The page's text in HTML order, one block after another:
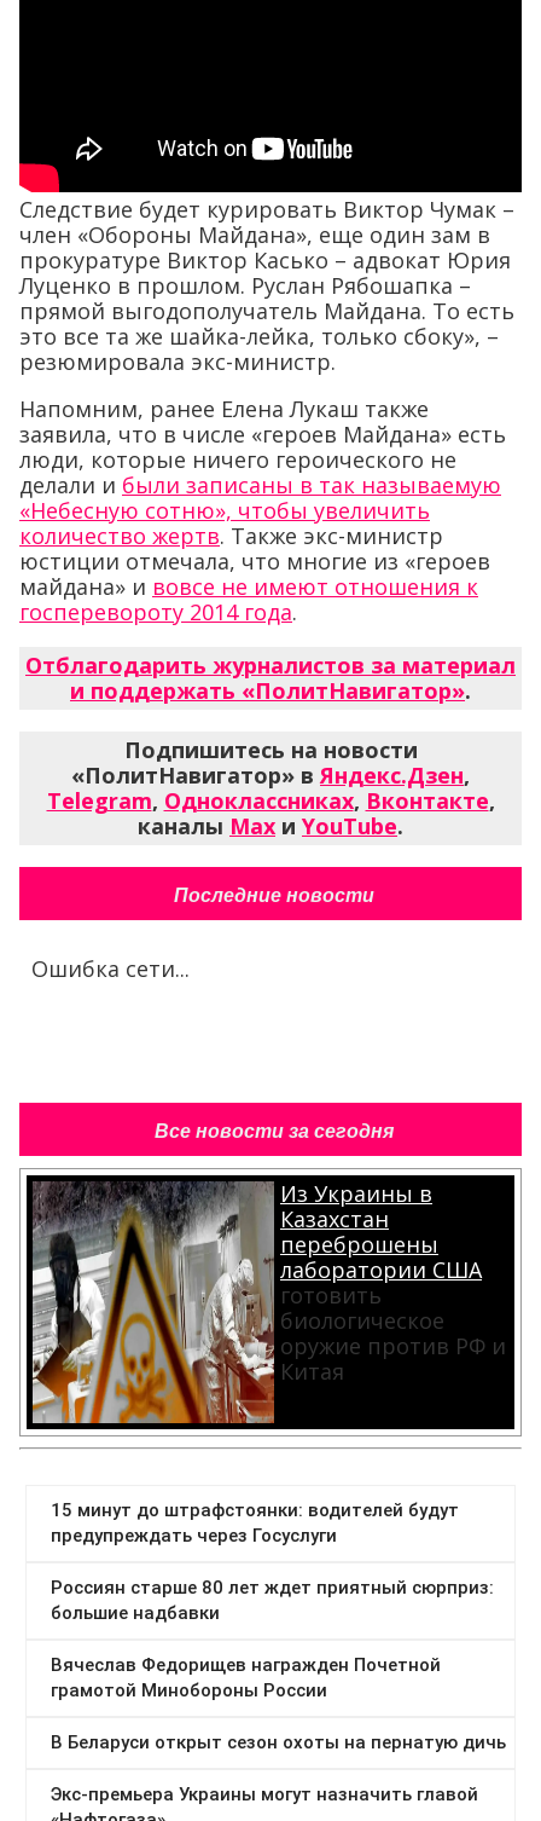
Следствие будет курировать Виктор Чумак –
член «Обороны Майдана», еще один зам в
прокуратуре Виктор Касько – адвокат Юрия
Луценко в прошлом. Руслан Рябошапка –
прямой выгодополучатель Майдана. То есть
это все та же шайка-лейка, только сбоку», –
резюмировала экс-министр.
Напомним, ранее Елена Лукаш также
заявила, что в числе «героев Майдана» есть
люди, которые ничего героического не
делали и были записаны в так называемую
«Небесную сотню», чтобы увеличить
количество жертв. Также экс-министр
юстиции отмечала, что многие из «героев
майдана» и вовсе не имеют отношения к
госперевороту 2014 года.
Отблагодарить журналистов за материал
и поддержать «ПолитНавигатор».
Подпишитесь на новости
«ПолитНавигатор» вЯндекс.Дзен,
Telegram, Одноклассниках, Вконтакте,
каналы Max и YouTube.
Последние новости
Ошибка сети...
Все новости за сегодня
Из Украины в
Казахстан
переброшены
лаборатории США
готовить
биологическое
оружие против РФ и
Китая